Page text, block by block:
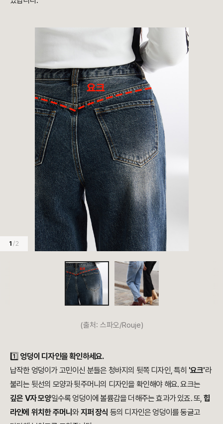
1 / 2
(출처: 스파오/Rouje)
1️⃣ 엉덩이 디자인을 확인하세요.
납작한 엉덩이가 고민이신 분들은 청바지의 뒷쪽 디자인, 특히 '요크'라
불리는 뒷선의 모양과 뒷주머니의 디자인을 확인해야 해요. 요크는
깊은 V자 모양일수록 엉덩이에 볼륨감을 더해주는 효과가 있죠. 또, 힙
라인에 위치한 주머니와지퍼 장식 등의 디자인은 엉덩이를 둥글고